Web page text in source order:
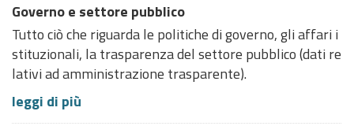
Governo e settore pubblico
Tutto ciò che riguarda le politiche di governo, gli affari i
stituzionali, la trasparenza del settore pubblico (dati re
lativi ad amministrazione trasparente).
leggi di più